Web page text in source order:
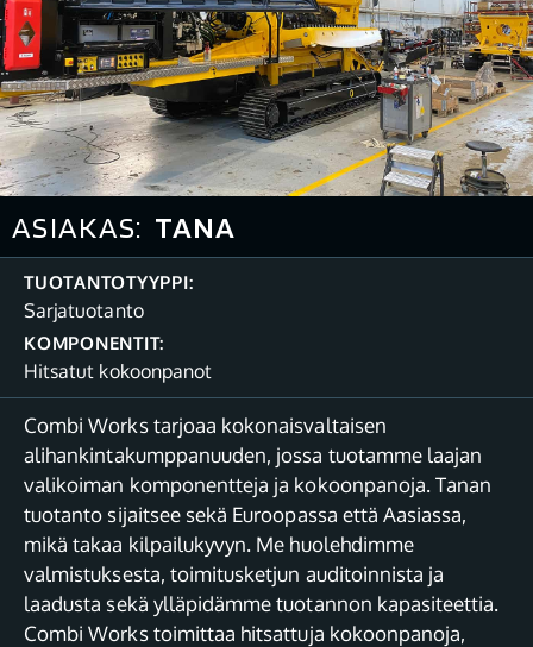
ASIAKAS: TANA
TUOTANTOTYYPPI:
Sarjatuotanto
KOMPONENTIT:
Hitsatut kokoonpanot
Combi Works tarjoaa kokonaisvaltaisen
alihankintakumppanuuden, jossa tuotamme laajan
valikoiman komponentteja ja kokoonpanoja. Tanan
tuotanto sijaitsee sekä Euroopassa että Aasiassa,
mikä takaa kilpailukyvyn. Me huolehdimme
valmistuksesta, toimitusketjun auditoinnista ja
laadusta sekä ylläpidämme tuotannon kapasiteettia.
Combi Works toimittaa hitsattuja kokoonpanoja,